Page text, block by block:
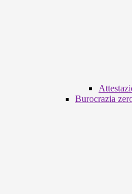
Burocrazia